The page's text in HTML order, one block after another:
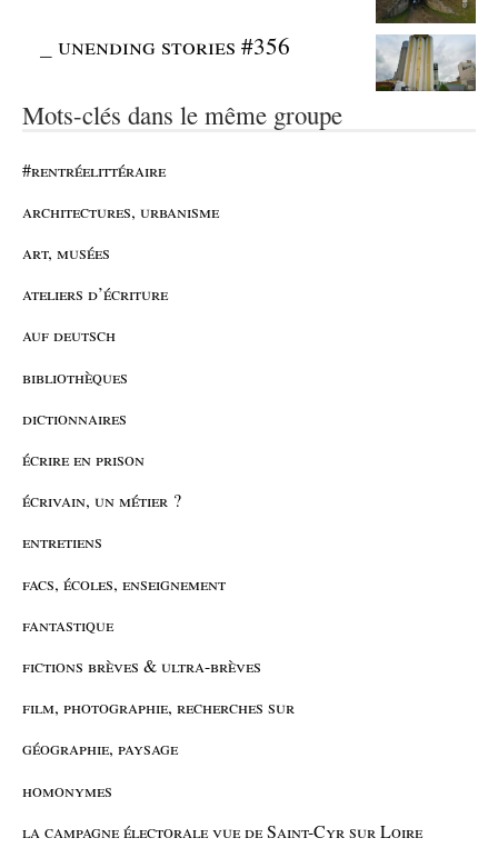
_unending stories #356
Mots-clés dans le même groupe
#rentréelittéraire
architectures, urbanisme
art, musées
ateliers d’écriture
auf deutsch
bibliothèques
dictionnaires
écrire en prison
écrivain, un métier ?
entretiens
facs, écoles, enseignement
fantastique
fictions brèves & ultra-brèves
film, photographie, recherches sur
géographie, paysage
homonymes
la campagne électorale vue de Saint-Cyr sur Loire